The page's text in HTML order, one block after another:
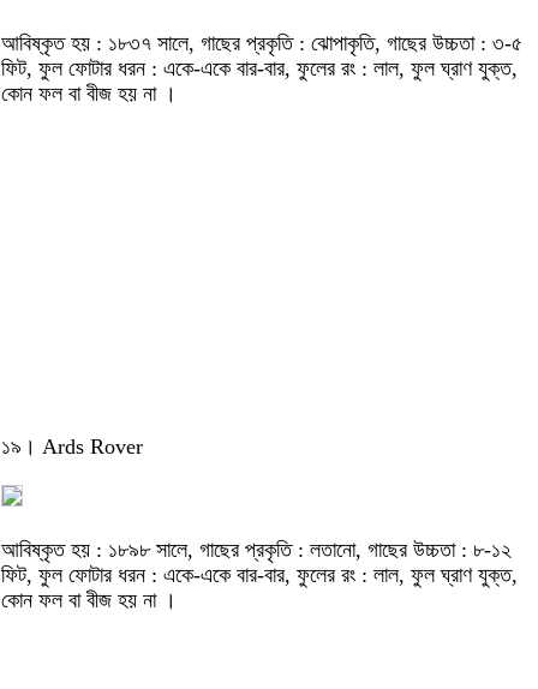
আবিষ্কৃত হয় : ১৮৩৭ সালে, গাছের প্রকৃতি : ঝোপাকৃতি, গাছের উচ্চতা : ৩-৫
ফিট, ফুল ফোটার ধরন : একে-একে বার-বার, ফুলের রং : লাল, ফুল ঘ্রাণ যুক্ত,
কোন ফল বা বীজ হয় না ।
১৯। Ards Rover
আবিষ্কৃত হয় : ১৮৯৮ সালে, গাছের প্রকৃতি : লতানো, গাছের উচ্চতা : ৮-১২
ফিট, ফুল ফোটার ধরন : একে-একে বার-বার, ফুলের রং : লাল, ফুল ঘ্রাণ যুক্ত,
কোন ফল বা বীজ হয় না ।